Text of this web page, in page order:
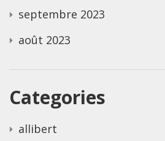
septembre 2023
août 2023
Categories
allibert